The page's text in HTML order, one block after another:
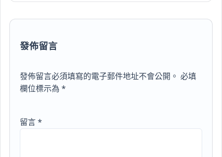
發佈留言
發佈留言必須填寫的電子郵件地址不會公開。 必填
欄位標示為*
留言*